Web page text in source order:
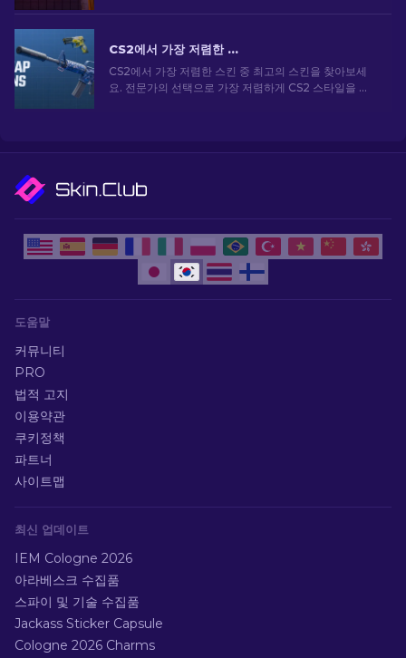
CS2에서 가장 저렴한 스킨 [2026]
CS2에서 가장 저렴한 스킨 중 최고의 스킨을 찾아보세
요. 전문가의 선택으로 가장 저렴하게 CS2 스타일을 업
도움말
커뮤니티
PRO
법적 고지
이용약관
쿠키정책
파트너
사이트맵
최신 업데이트
IEM Cologne 2026
아라베스크 수집품
스파이 및 기술 수집품
Jackass Sticker Capsule
Cologne 2026 Charms